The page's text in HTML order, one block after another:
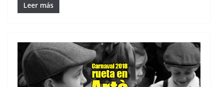
Leer más